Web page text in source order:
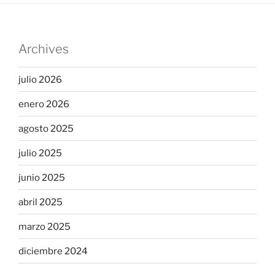
Archives
julio 2026
enero 2026
agosto 2025
julio 2025
junio 2025
abril 2025
marzo 2025
diciembre 2024